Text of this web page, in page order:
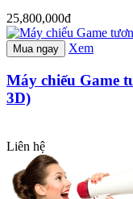
25,800,000đ
Mua ngay Xem
Máy chiếu Game
3D)
Liên hệ